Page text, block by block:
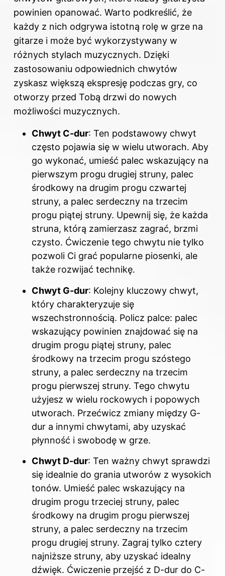
powinien opanować. Warto podkreślić, że
każdy z nich odgrywa istotną rolę w grze na
gitarze i może być wykorzystywany w
różnych stylach muzycznych. Dzięki
zastosowaniu odpowiednich chwytów
zyskasz większą ekspresję podczas gry, co
otworzy przed Tobą drzwi do nowych
możliwości muzycznych.
Chwyt C-dur: Ten podstawowy chwyt
często pojawia się w wielu utworach. Aby
go wykonać, umieść palec wskazujący na
pierwszym progu drugiej struny, palec
środkowy na drugim progu czwartej
struny, a palec serdeczny na trzecim
progu piątej struny. Upewnij się, że każda
struna, którą zamierzasz zagrać, brzmi
czysto. Ćwiczenie tego chwytu nie tylko
pozwoli Ci grać popularne piosenki, ale
także rozwijać technikę.
Chwyt G-dur: Kolejny kluczowy chwyt,
który charakteryzuje się
wszechstronnością. Policz palce: palec
wskazujący powinien znajdować się na
drugim progu piątej struny, palec
środkowy na trzecim progu szóstego
struny, a palec serdeczny na trzecim
progu pierwszej struny. Tego chwytu
użyjesz w wielu rockowych i popowych
utworach. Przećwicz zmiany między G-
dur a innymi chwytami, aby uzyskać
płynność i swobodę w grze.
Chwyt D-dur: Ten ważny chwyt sprawdzi
się idealnie do grania utworów z wysokich
tonów. Umieść palec wskazujący na
drugim progu trzeciej struny, palec
środkowy na drugim progu pierwszej
struny, a palec serdeczny na trzecim
progu drugiej struny. Zagraj tylko cztery
najniższe struny, aby uzyskać idealny
dźwięk. Ćwiczenie przejść z D-dur do C-